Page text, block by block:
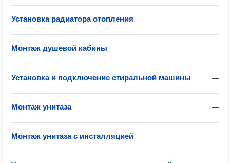
—
Установка радиатора отопления
—
Монтаж душевой кабины
—
Установка и подключение стиральной машины
—
Монтаж унитаза
—
Монтаж унитаза с инсталляцией